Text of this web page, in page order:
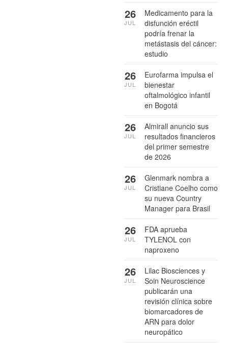
Medicamento para la
disfunción eréctil
podría frenar la
metástasis del cáncer:
estudio
26
JUL
Eurofarma impulsa el
bienestar
oftalmológico infantil
en Bogotá
26
JUL
Almirall anuncio sus
resultados financieros
del primer semestre
de 2026
26
JUL
Glenmark nombra a
Cristiane Coelho como
su nueva Country
Manager para Brasil
26
JUL
FDA aprueba
TYLENOL con
naproxeno
26
JUL
Lilac Biosciences y
Soin Neuroscience
publicarán una
revisión clínica sobre
biomarcadores de
ARN para dolor
neuropático
26
JUL